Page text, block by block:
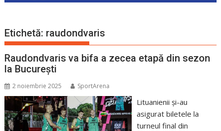
Etichetă: raudondvaris
Raudondvaris va bifa a zecea etapă din sezon
la București
2 noiembrie 2025 SportArena
Lituanienii și-au
asigurat biletele la
turneul final din